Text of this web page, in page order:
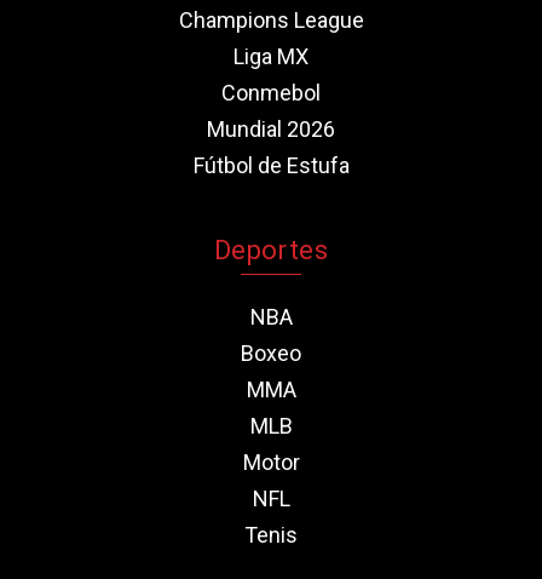
Champions League
Liga MX
Conmebol
Mundial 2026
Fútbol de Estufa
Deportes
NBA
Boxeo
MMA
MLB
Motor
NFL
Tenis